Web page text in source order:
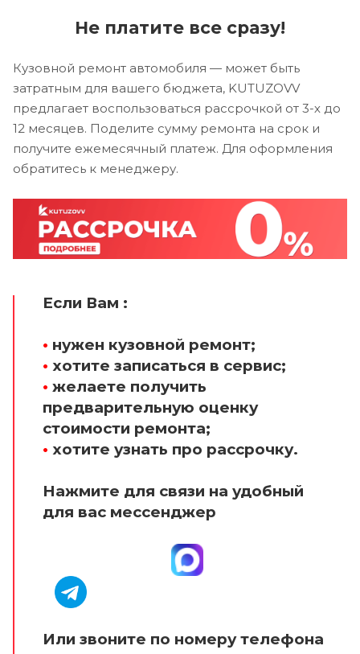
Не платите все сразу!
Кузовной ремонт автомобиля — может быть
затратным для вашего бюджета, KUTUZOVV
предлагает воспользоваться рассрочкой от 3-х до
12 месяцев. Поделите сумму ремонта на срок и
получите ежемесячный платеж. Для оформления
обратитесь к менеджеру.
Если Вам :
• нужен кузовной ремонт;
• хотите записаться в сервис;
• желаете получить
предварительную оценку
стоимости ремонта;
• хотите узнать про рассрочку.
Нажмите для связи на удобный
для вас мессенджер
Или звоните по номеру телефона